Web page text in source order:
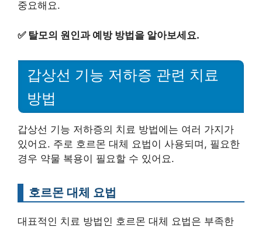
중요해요.
✅ 탈모의 원인과 예방 방법을 알아보세요.
갑상선 기능 저하증 관련 치료
방법
갑상선 기능 저하증의 치료 방법에는 여러 가지가
있어요. 주로 호르몬 대체 요법이 사용되며, 필요한
경우 약물 복용이 필요할 수 있어요.
호르몬 대체 요법
대표적인 치료 방법인 호르몬 대체 요법은 부족한